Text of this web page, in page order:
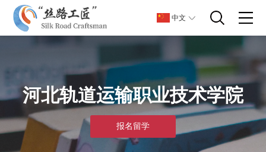
中文
河北轨道运输职业技术学院
报名留学